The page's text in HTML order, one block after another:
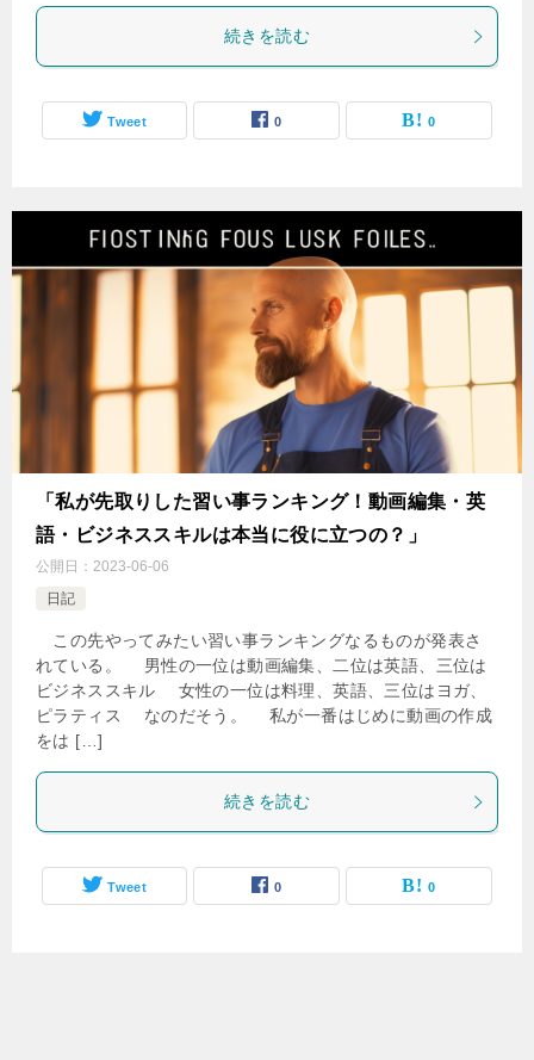
続きを読む
Tweet 0 0
「私が先取りした習い事ランキング！動画編集・英
語・ビジネススキルは本当に役に立つの？」
公開日： 2023-06-06
日記
この先やってみたい習い事ランキングなるものが発表さ
れている。 男性の一位は動画編集、二位は英語、三位は
ビジネススキル 女性の一位は料理、英語、三位はヨガ、
ピラティス なのだそう。 私が一番はじめに動画の作成
をは […]
続きを読む
Tweet 0 0